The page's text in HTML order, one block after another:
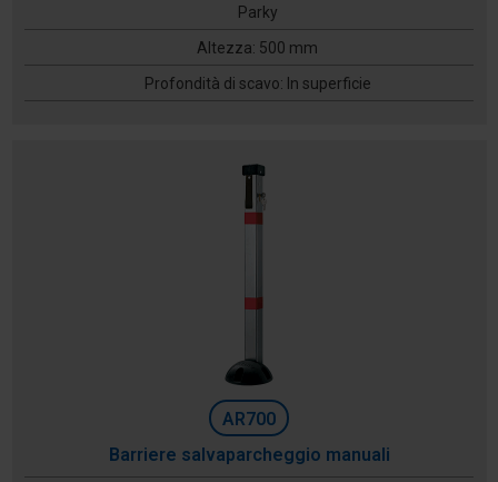
Parky
Altezza: 500 mm
Profondità di scavo: In superficie
AR700
Barriere salvaparcheggio manuali